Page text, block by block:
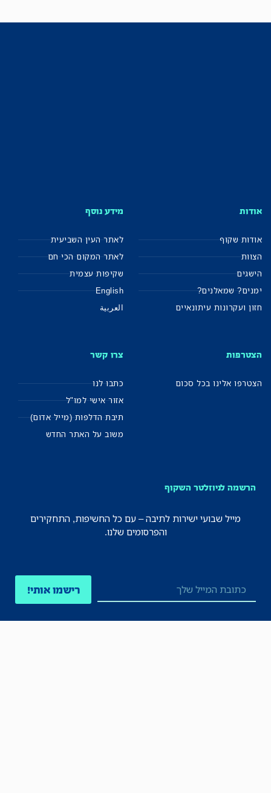
אודות
אודות שקוף
הצוות
הישגים
ימנים? שמאלנים?
חזון ועקרונות עיתונאיים
מידע נוסף
לאתר העין השביעית
לאתר המקום הכי חם
שקיפות עצמית
English
العربية
הצטרפות
הצטרפו אלינו בכל סכום
צרו קשר
כתבו לנו
אזור אישי למו"ל
תיבת הדלפות (מייל אדום)
משוב על האתר החדש
הרשמה לניוזלטר השקוף
מייל שבועי ישירות לתיבה – עם כל החשיפות, התחקירים
והפרסומים שלנו.
רישמו אותי!